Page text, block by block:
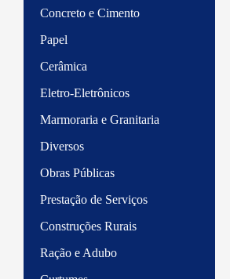
Concreto e Cimento
Papel
Cerâmica
Eletro-Eletrônicos
Marmoraria e Granitaria
Diversos
Obras Públicas
Prestação de Serviços
Construções Rurais
Ração e Adubo